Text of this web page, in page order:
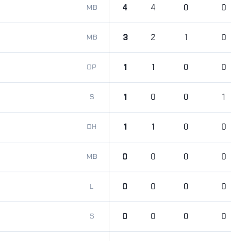
MB 4 4 0 0
MB 3 2 1 0
OP 1 1 0 0
S 1 0 0 1
OH 1 1 0 0
MB 0 0 0 0
L 0 0 0 0
S 0 0 0 0